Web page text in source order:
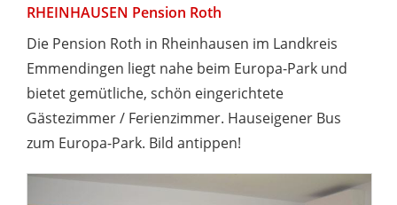
RHEINHAUSEN Pension Roth
Die Pension Roth in Rheinhausen im Landkreis
Emmendingen liegt nahe beim Europa-Park und
bietet gemütliche, schön eingerichtete
Gästezimmer / Ferienzimmer. Hauseigener Bus
zum Europa-Park. Bild antippen!